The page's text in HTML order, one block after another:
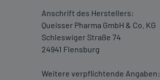
Anschrift des Herstellers:
Queisser Pharma GmbH & Co. KG
Schleswiger Straße 74
24941 Flensburg
Weitere verpflichtende Angaben: